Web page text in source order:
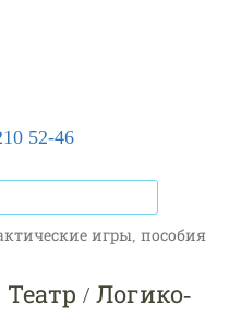
52-46
игры, пособия
/ Логико-